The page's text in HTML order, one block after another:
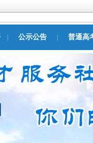
公示公告 普通高